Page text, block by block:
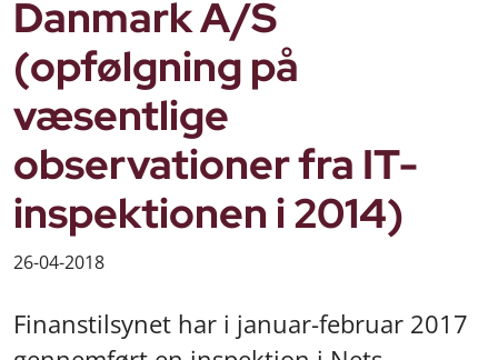
Danmark A/S
(opfølgning på
væsentlige
observationer fra IT-
inspektionen i 2014)
26-04-2018
Finanstilsynet har i januar-februar 2017